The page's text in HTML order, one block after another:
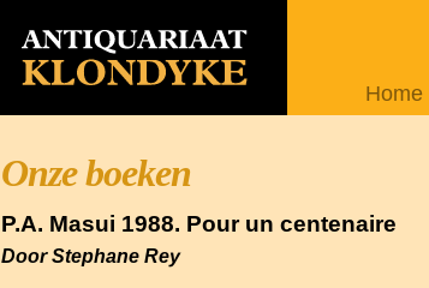
Home
Onze boeken
P.A. Masui 1988. Pour un centenaire
Door Stephane Rey